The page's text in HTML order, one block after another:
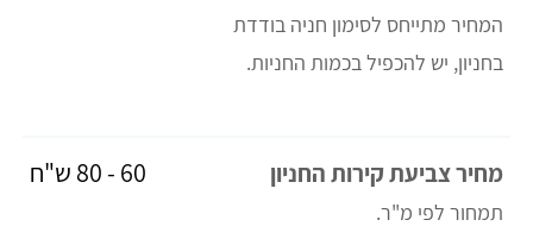
המחיר מתייחס לסימון חניה בודדת
בחניון, יש להכפיל בכמות החניות.
מחיר צביעת קירות החניון
תמחור לפי מ"ר.
60 - 80 ש"ח